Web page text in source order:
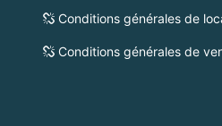
Conditions générales de
Conditions générales de